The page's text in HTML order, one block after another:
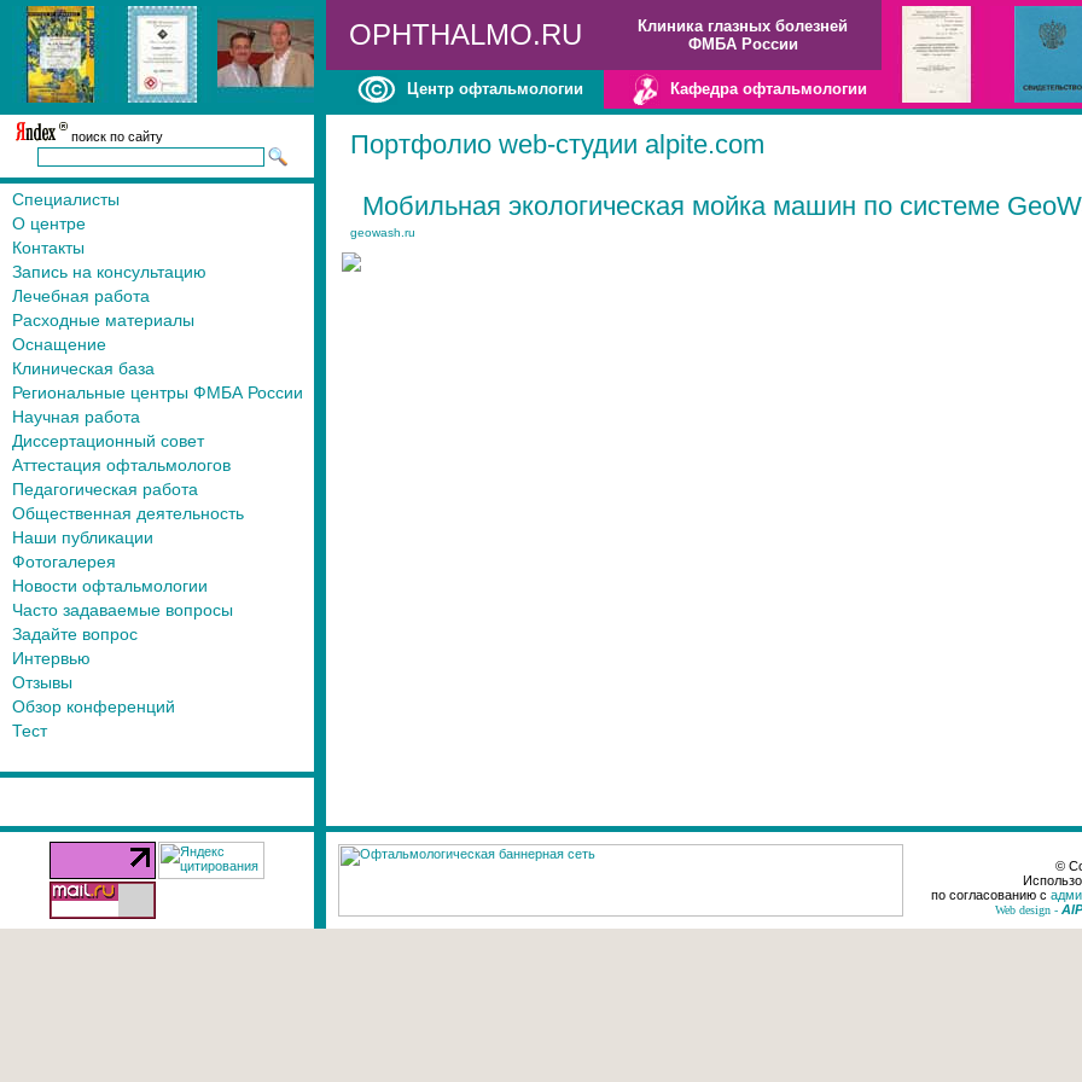
OPHTHALMO.RU
Клиника глазных болезней
ФМБА России
Центр офтальмологии Кафедра офтальмологии
поиск по сайту
Специалисты
О центре
Контакты
Запись на консультацию
Лечебная работа
Расходные материалы
Оснащение
Клиническая база
Региональные центры ФМБА России
Научная работа
Диссертационный совет
Аттестация офтальмологов
Педагогическая работа
Общественная деятельность
Наши публикации
Фотогалерея
Новости офтальмологии
Часто задаваемые вопросы
Задайте вопрос
Интервью
Отзывы
Обзор конференций
Тест
Портфолио web-студии alpite.com
Мобильная экологическая мойка машин по системе
geowash.ru
©
по согласованию с
Web design -